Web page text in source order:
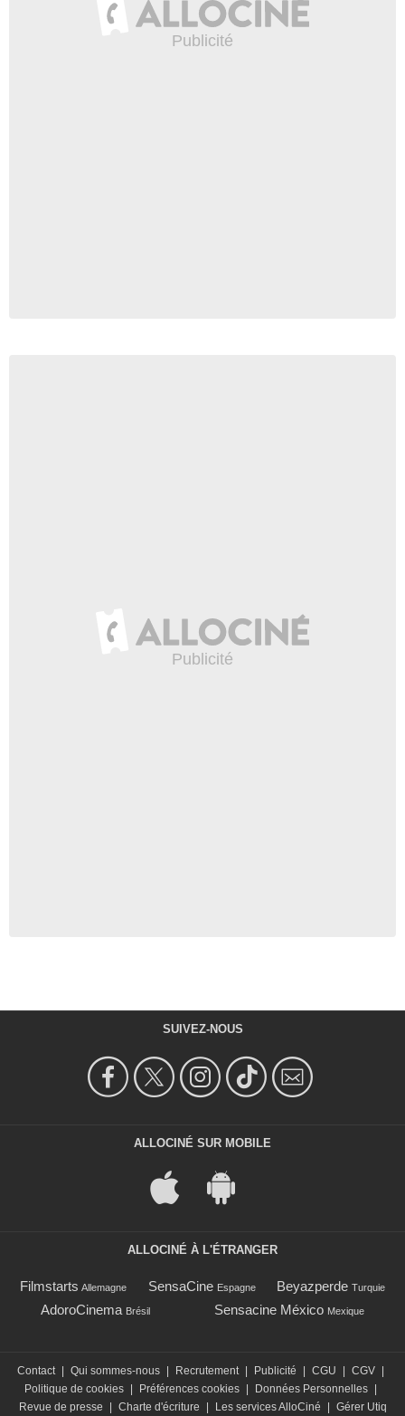
SUIVEZ-NOUS
ALLOCINÉ SUR MOBILE
ALLOCINÉ À L'ÉTRANGER
Filmstarts Allemagne SensaCine Espagne Beyazperde Turquie
AdoroCinema Brésil Sensacine México Mexique
Contact Qui sommes-nous Recrutement Publicité CGU CGV
Politique de cookies
Préférences cookies Données Personnelles
Revue de presse
Charte d'écriture Les services AlloCiné Gérer Utiq